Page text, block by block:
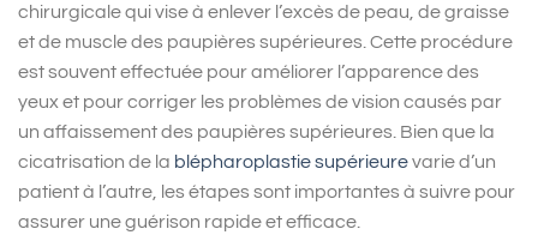
chirurgicale qui vise à enlever l’excès de peau, de graisse
et de muscle des paupières supérieures. Cette procédure
est souvent effectuée pour améliorer l’apparence des
yeux et pour corriger les problèmes de vision causés par
un affaissement des paupières supérieures. Bien que la
cicatrisation de la blépharoplastie supérieurevarie d’un
patient à l’autre, les étapes sont importantes à suivre pour
assurer une guérison rapide et efficace.